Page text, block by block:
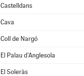
Castelldans
Cava
Coll de Nargó
El Palau d'Anglesola
El Soleràs